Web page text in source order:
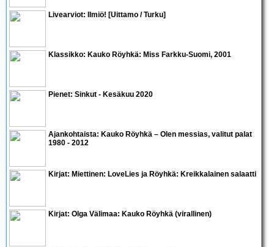
Livearviot: Ilmiö! [Uittamo / Turku]
Klassikko: Kauko Röyhkä: Miss Farkku-Suomi, 2001
Pienet: Sinkut - Kesäkuu 2020
Ajankohtaista: Kauko Röyhkä – Olen messias, valitut palat
1980 - 2012
Kirjat: Miettinen: LoveLies ja Röyhkä: Kreikkalainen salaatti
Kirjat: Olga Välimaa: Kauko Röyhkä (virallinen)